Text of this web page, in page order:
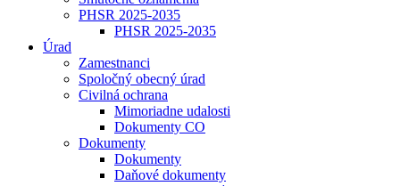
PHSR 2025-2035
PHSR 2025-2035
Úrad
Zamestnanci
Spoločný obecný úrad
Civilná ochrana
Mimoriadne udalosti
Dokumenty CO
Dokumenty
Dokumenty
Daňové dokumenty